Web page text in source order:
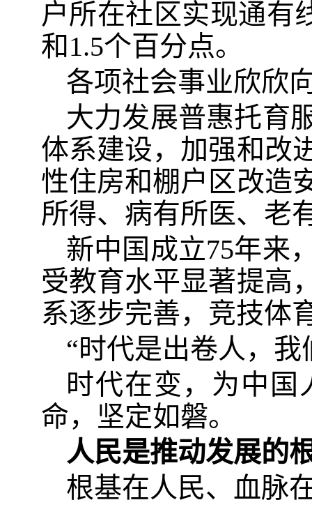
户所在社区实现通有
和1.5个百分点。
各项社会事业欣
大力发展普惠托育
体系建设，加强和改
性住房和棚户区改
所得、病有所医、老
新中国成立75年来
受教育水平显著提高
系逐步完善，竞技体
“时代是出卷人，
时代在变，为中国
命，坚定如磐。
人民是推动发展的
根基在人民、血脉